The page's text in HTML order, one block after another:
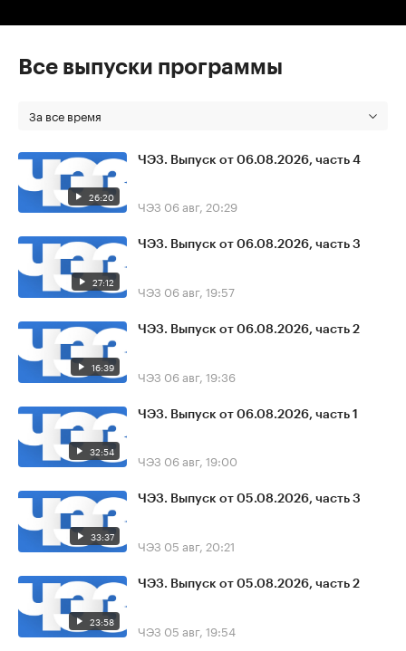
Все выпуски программы
За все время
26:20
ЧЭЗ. Выпуск от 06.08.2026, часть 4
ЧЭЗ 06 авг, 20:29
27:12
ЧЭЗ. Выпуск от 06.08.2026, часть 3
ЧЭЗ 06 авг, 19:57
16:39
ЧЭЗ. Выпуск от 06.08.2026, часть 2
ЧЭЗ 06 авг, 19:36
32:54
ЧЭЗ. Выпуск от 06.08.2026, часть 1
ЧЭЗ 06 авг, 19:00
33:37
ЧЭЗ. Выпуск от 05.08.2026, часть 3
ЧЭЗ 05 авг, 20:21
23:58
ЧЭЗ. Выпуск от 05.08.2026, часть 2
ЧЭЗ 05 авг, 19:54